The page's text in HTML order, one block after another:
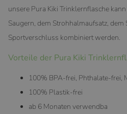
unsere Pura Kiki Trinklernflasche
Saugern, dem Strohhalmaufsatz,
Sportverschluss kombiniert werden.
Vorteile der Pura Kiki
100% BPA-frei, Phthalate-frei,
100% Plastik-frei
ab 6 Monaten verwendba